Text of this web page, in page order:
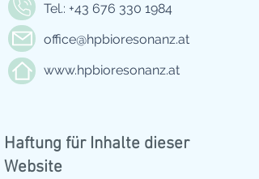
Tel.: +43 676 330 1984
office@hpbioresonanz.at
www.hpbioresonanz.at
Haftung für Inhalte dieser
Website